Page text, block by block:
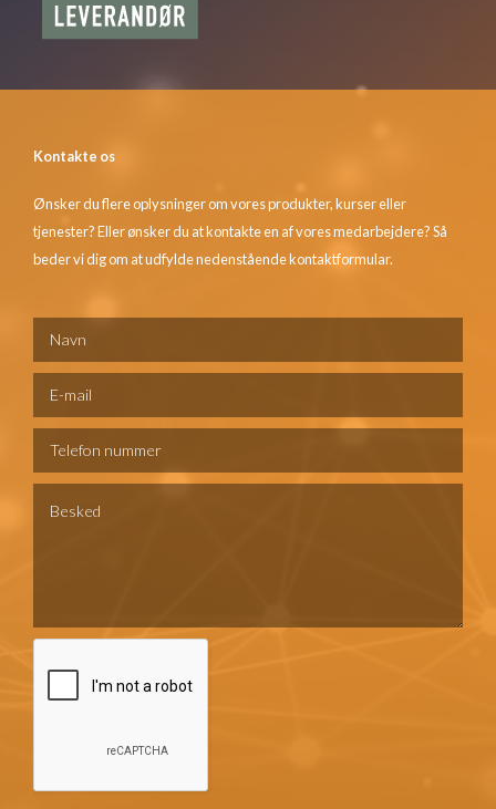
Kontakte os
Ønsker du flere oplysninger om vores produkter, kurser eller
tjenester? Eller ønsker du at kontakte en af vores medarbejdere? Så
beder vi dig om at udfylde nedenstående kontaktformular.